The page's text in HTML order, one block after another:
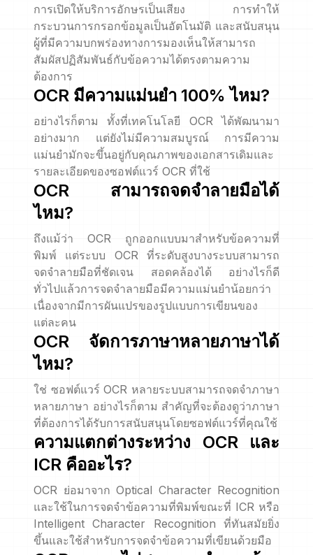
การเปิดให้บริการอักษรเป็นเสียง การทำให้
กระบวนการกรอกข้อมูลเป็นอัตโนมัติ และสนับสนุน
ผู้ที่มีความบกพร่องทางการมองเห็นให้สามารถ
สัมผัสปฏิสัมพันธ์กับข้อความได้ตรงตามความ
ต้องการ
OCR มีความแม่นยำ 100% ไหม?
อย่างไรก็ตาม ทั้งที่เทคโนโลยี OCR ได้พัฒนามา
อย่างมาก แต่ยังไม่มีความสมบูรณ์ การมีความ
แม่นยำมักจะขึ้นอยู่กับคุณภาพของเอกสารเดิมและ
รายละเอียดของซอฟต์แวร์ OCR ที่ใช้
OCR สามารถจดจำลายมือได้
ไหม?
ถึงแม้ว่า OCR ถูกออกแบบมาสำหรับข้อความที่
พิมพ์ แต่ระบบ OCR ที่ระดับสูงบางระบบสามารถ
จดจำลายมือที่ชัดเจน สอดคล้องได้ อย่างไรก็ดี
ทั่วไปแล้วการจดจำลายมือมีความแม่นยำน้อยกว่า
เนื่องจากมีการผันแปรของรูปแบบการเขียนของ
แต่ละคน
OCR จัดการภาษาหลายภาษาได้
ไหม?
ใช่ ซอฟต์แวร์ OCR หลายระบบสามารถจดจำภาษา
หลายภาษา อย่างไรก็ตาม สำคัญที่จะต้องดูว่าภาษา
ที่ต้องการได้รับการสนับสนุนโดยซอฟต์แวร์ที่คุณใช้
ความแตกต่างระหว่าง OCR และ
ICR คืออะไร?
OCR ย่อมาจาก Optical Character Recognition
และใช้ในการจดจำข้อความที่พิมพ์ขณะที่ ICR หรือ
Intelligent Character Recognition ที่ทันสมัยยิ่ง
ขึ้นและใช้สำหรับการจดจำข้อความที่เขียนด้วยมือ